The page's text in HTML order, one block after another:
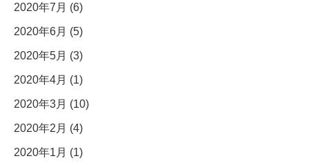
2020年7月 (6)
2020年6月 (5)
2020年5月 (3)
2020年4月 (1)
2020年3月 (10)
2020年2月 (4)
2020年1月 (1)